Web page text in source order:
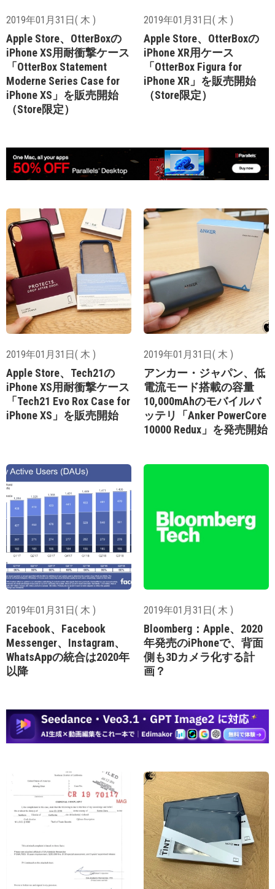
2019年01月31日( 木 )
Apple Store、OtterBoxの
iPhone XS用耐衝撃ケース
「OtterBox Statement
Moderne Series Case for
iPhone XS」を販売開始
（Store限定）
2019年01月31日( 木 )
Apple Store、OtterBoxの
iPhone XR用ケース
「OtterBox Figura for
iPhone XR」を販売開始
（Store限定）
2019年01月31日( 木 )
Apple Store、Tech21の
iPhone XS用耐衝撃ケース
「Tech21 Evo Rox Case for
iPhone XS」を販売開始
2019年01月31日( 木 )
アンカー・ジャパン、低
電流モード搭載の容量
10,000mAhのモバイルバ
ッテリ「Anker PowerCore
10000 Redux」を発売開始
2019年01月31日( 木 )
Facebook、Facebook
Messenger、Instagram、
WhatsAppの統合は2020年
以降
2019年01月31日( 木 )
Bloomberg：Apple、2020
年発売のiPhoneで、背面
側も3D​​カメラ化する計
画？